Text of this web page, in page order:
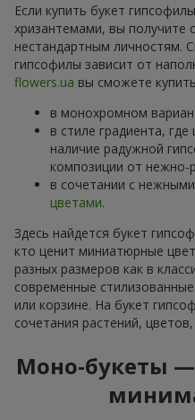
Если купить букет
хризантемами, вы получите
нестандартным личностям.
гипсофилы зависит от
flowers.ua вы сможете
в монохромном
в стиле градиента,
наличие радужной
композиции от нежно-
в сочетании с
цветами.
Здесь найдется букет
кто ценит миниатюрные
разных размеров как в
современные стилизованные
или корзине. На букет
сочетания растений,
Моно-букеты —